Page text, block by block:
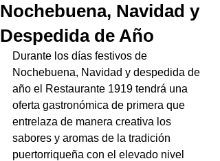
Nochebuena, Navidad y
Despedida de Año
Durante los días festivos de
Nochebuena, Navidad y despedida de
año el Restaurante 1919 tendrá una
oferta gastronómica de primera que
entrelaza de manera creativa los
sabores y aromas de la tradición
puertorriqueña con el elevado nivel